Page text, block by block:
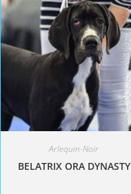
Arlequin-Noir
BELATRIX ORA DYNASTY